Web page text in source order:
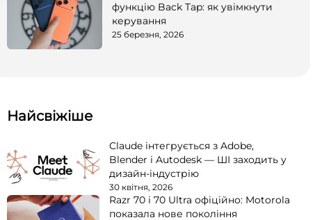
функцію Back Tap: як увімкнути
керування
25 березня, 2026
Найсвіжіше
Claude інтегрується з Adobe,
Blender і Autodesk — ШІ заходить у
дизайн-індустрію
30 квітня, 2026
Razr 70 і 70 Ultra офіційно: Motorola
показала нове покоління